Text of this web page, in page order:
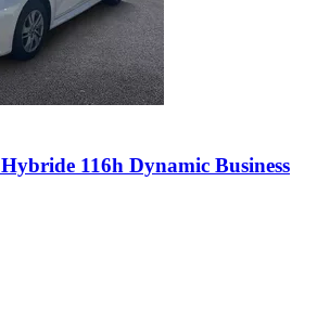
Hybride 116h Dynamic Business